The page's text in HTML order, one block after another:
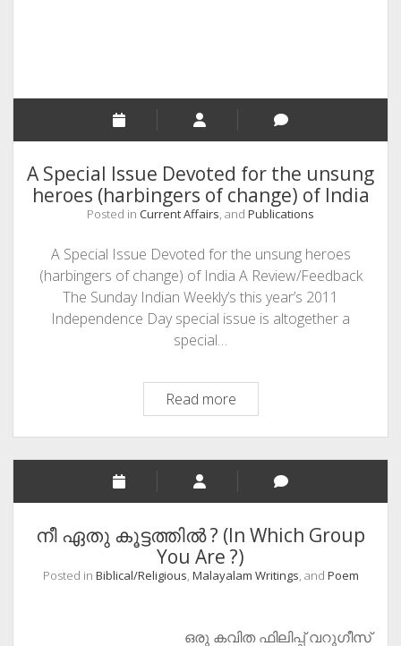
A Special Issue Devoted for the unsung
heroes (harbingers of change) of India
Posted in Current Affairs, and Publications
A Special Issue Devoted for the unsung heroes
(harbingers of change) of India A Review/Feedback
The Sunday Indian Weekly’s this year’s 2011
Independence Day special issue is altogether a
special…
Read moreA
Special
Issue
Devoted
the
unsung
heroes
(harbingers
of
നീ ഏതു കൂട്ടത്തില്‍ ? (In Which Group
You Are ?)
Posted in Biblical/Religious, Malayalam Writings, and Poem
ഒരു കവിത ഫിലിപ്പ് വറുഗീസ്‌